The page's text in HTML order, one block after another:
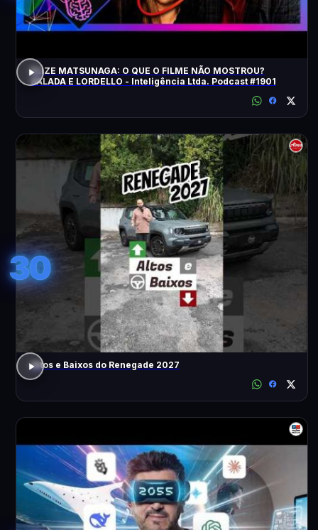
ELIZE MATSUNAGA: O QUE O FILME NÃO MOSTROU?
SALADA E LORDELLO - Inteligência Ltda. Podcast #1901
30
Altos e Baixos do Renegade 2027